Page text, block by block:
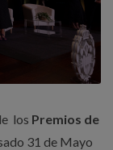
los Premios de
31 de Mayo